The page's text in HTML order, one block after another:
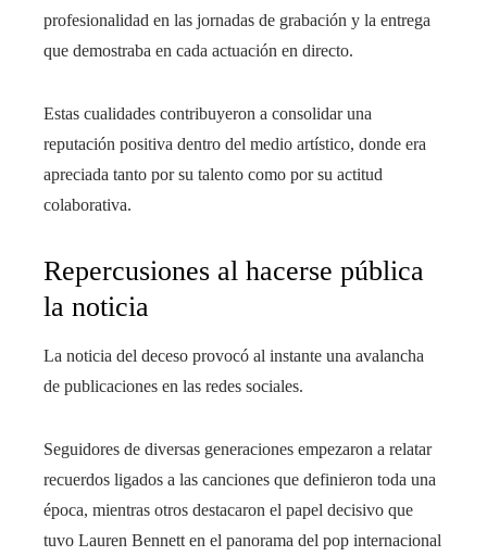
profesionalidad en las jornadas de grabación y la entrega
que demostraba en cada actuación en directo.
Estas cualidades contribuyeron a consolidar una
reputación positiva dentro del medio artístico, donde era
apreciada tanto por su talento como por su actitud
colaborativa.
Repercusiones al hacerse pública
la noticia
La noticia del deceso provocó al instante una avalancha
de publicaciones en las redes sociales.
Seguidores de diversas generaciones empezaron a relatar
recuerdos ligados a las canciones que definieron toda una
época, mientras otros destacaron el papel decisivo que
tuvo Lauren Bennett en el panorama del pop internacional